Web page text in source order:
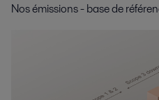
Nos émissions - base de